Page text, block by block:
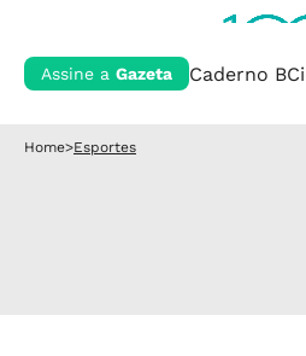
Assine a Gazeta Caderno B
Home>Esportes